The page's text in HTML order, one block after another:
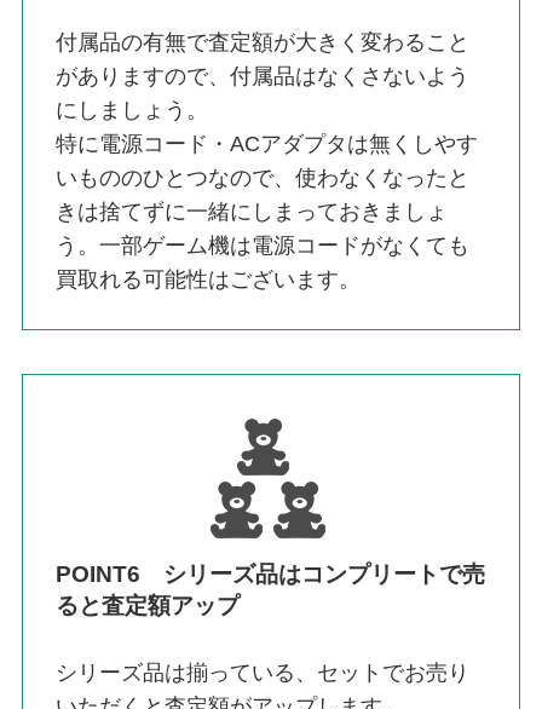
付属品の有無で査定額が大きく変わること
がありますので、付属品はなくさないよう
にしましょう。
特に電源コード・ACアダプタは無くしやす
いもののひとつなので、使わなくなったと
きは捨てずに一緒にしまっておきましょ
う。一部ゲーム機は電源コードがなくても
買取れる可能性はございます。
POINT6 シリーズ品はコンプリートで売
ると査定額アップ
シリーズ品は揃っている、セットでお売り